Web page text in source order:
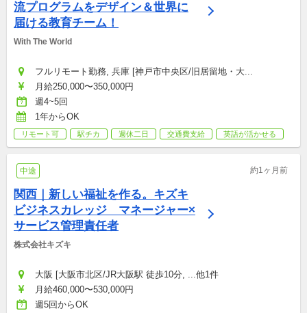
流プログラムをデザイン＆世界に
届ける教育チーム！
With The World
フルリモート勤務, 兵庫 [神戸市中央区/旧居留地・大...
月給250,000〜350,000円
週4~5回
1年からOK
リモート可 駅チカ 週休二日 交通費支給 英語が活かせる
中途 約1ヶ月前
関西｜新しい福祉を作る。キズキ
ビジネスカレッジ　マネージャー×
サービス管理責任者
株式会社キズキ
大阪 [大阪市北区/JR大阪駅 徒歩10分, ...他1件
月給460,000〜530,000円
週5回からOK